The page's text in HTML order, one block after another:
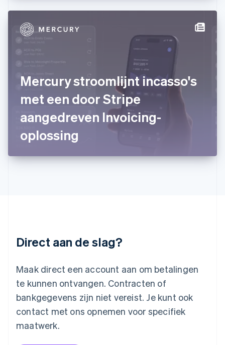
Mercury stroomlijnt incasso's
met een door Stripe
aangedreven Invoicing-
oplossing
Direct aan de slag?
Maak direct een account aan om betalingen
te kunnen ontvangen. Contracten of
bankgegevens zijn niet vereist. Je kunt ook
contact met ons opnemen voor specifiek
maatwerk.
English
India
日本語English
Kroatië
EnglishItaliano
Letland
English
Liechtenstein
English
Litouwen
Mexico
Español English
NederlandsEnglish
Nieuw-Zeeland
English
Noorwegen
English
DeutschEnglish